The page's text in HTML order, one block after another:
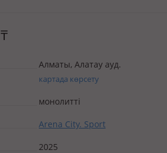
₸
Алматы, Алатау ауд.
картада көрсету
монолитті
Arena City. Sport
2025